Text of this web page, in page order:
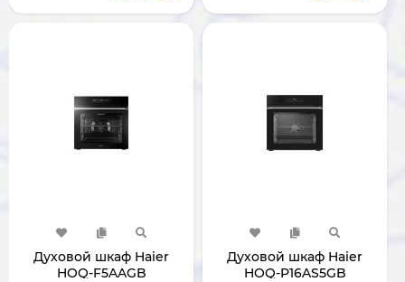
Духовой шкаф Haier
HOQ-F5AAGB
Духовой шкаф Haier
HOQ-P16AS5GB